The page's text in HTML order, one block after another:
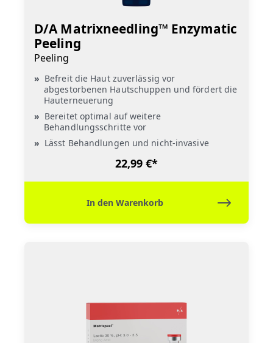
D/A Matrixneedling™ Enzymatic
Peeling
Peeling
Befreit die Haut zuverlässig vor
abgestorbenen Hautschuppen und fördert die
Hauterneuerung
Bereitet optimal auf weitere
Behandlungsschritte vor
Lässt Behandlungen und nicht-invasive
22,99 €*
In den Warenkorb